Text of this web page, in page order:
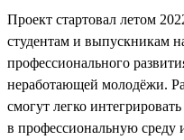
Проект стартовал летом
студентам и выпускникам
профессионального
неработающей молодёжи.
смогут легко
в профессиональную среду